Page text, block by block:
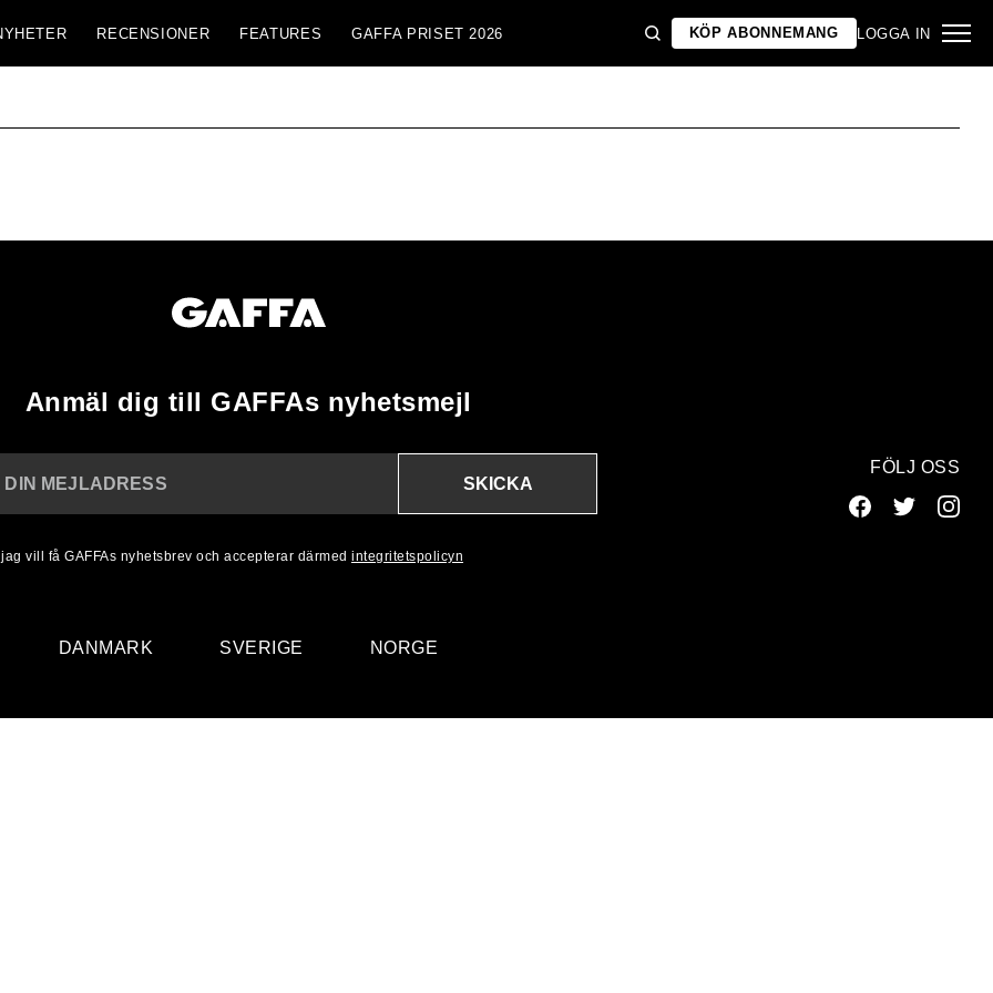
RECENSIONER FEATURES GAFFA PRISET 2026 KÖP ABONNEMANG LOGGA IN
Anmäl dig till GAFFAs nyhetsmejl
DIN MEJLADRESS
SKICKA
vill få GAFFAs nyhetsbrev och accepterar därmed integritetspolicyn
FÖLJ OSS
DANMARK SVERIGE NORGE